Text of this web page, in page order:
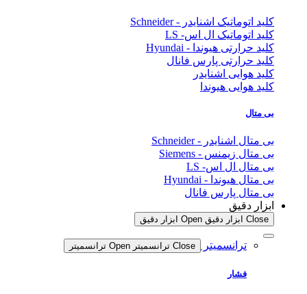
کلید اتوماتیک اشنایدر - Schneider
کلید اتوماتیک ال اس- LS
کلید حرارتی هیوندا - Hyundai
کلید حرارتی پارس فانال
کلید هوایی اشنایدر
کلید هوایی هیوندا
بی متال
بی متال اشنایدر - Schneider
بی متال زیمنس - Siemens
بی متال ال اس- LS
بی متال هیوندا - Hyundai
بی متال پارس فانال
ابزار دقیق
Close ابزار دقیق Open ابزار دقیق
ترانسمیتر Close ترانسمیتر Open ترانسمیتر
فشار